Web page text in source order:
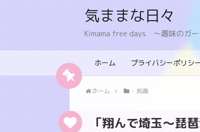
気ままな日々
Kimama free days 〜趣味のガー
ホーム プライバシーポリシ
ホーム ・邦画
「翔んで埼玉～琵